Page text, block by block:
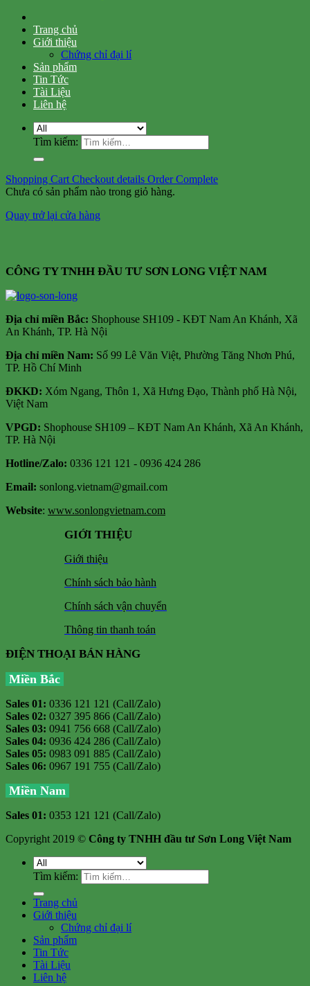
Trang chủ
Giới thiệu
Chứng chỉ đại lí
Sản phẩm
Tin Tức
Tài Liệu
Liên hệ
Tìm kiếm:
Shopping Cart Checkout details Order Complete
Chưa có sản phẩm nào trong giỏ hàng.
Quay trở lại cửa hàng
CÔNG TY TNHH ĐẦU TƯ SƠN LONG VIỆT NAM
Địa chỉ miền Bắc: Shophouse SH109 - KĐT Nam An Khánh, Xã
An Khánh, TP. Hà Nội
Địa chỉ miền Nam: Số 99 Lê Văn Việt, Phường Tăng Nhơn Phú,
TP. Hồ Chí Minh
ĐKKD: Xóm Ngang, Thôn 1, Xã Hưng Đạo, Thành phố Hà Nội,
Việt Nam
VPGD: Shophouse SH109 – KĐT Nam An Khánh, Xã An Khánh,
TP. Hà Nội
Hotline/Zalo: 0336 121 121 - 0936 424 286
Email: sonlong.vietnam@gmail.com
Website: www.sonlongvietnam.com
GIỚI THIỆU
Giới thiệu
Chính sách bảo hành
Chính sách vận chuyển
Thông tin thanh toán
ĐIỆN THOẠI BÁN HÀNG
Miền Bắc
Sales 01: 0336 121 121 (Call/Zalo)
Sales 02: 0327 395 866 (Call/Zalo)
Sales 03: 0941 756 668 (Call/Zalo)
Sales 04: 0936 424 286 (Call/Zalo)
Sales 05: 0983 091 885 (Call/Zalo)
Sales 06: 0967 191 755 (Call/Zalo)
Miền Nam
Sales 01: 0353 121 121 (Call/Zalo)
Copyright 2019 © Công ty TNHH đầu tư Sơn Long Việt Nam
Tìm kiếm:
Trang chủ
Giới thiệu
Chứng chỉ đại lí
Sản phẩm
Tin Tức
Tài Liệu
Liên hệ